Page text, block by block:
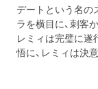
デートという名の
ラを横目に、刺客
レミィは完璧に遂
悟に、レミィは決